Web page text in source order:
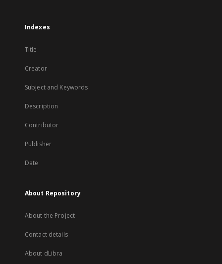
Indexes
Title
Creator
Subject and Keywords
Description
Contributor
Publisher
Date
About Repository
About the Project
Contact details
About dLibra